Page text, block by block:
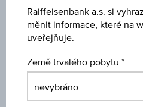
Název
ISIN / WKN
AT0000A3GUX1 / RC1GFF
Raiffeisenbank a.s. si
měnit informace, které na
uveřejňuje.
Země trvalého pobytu